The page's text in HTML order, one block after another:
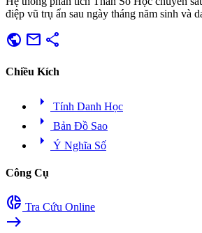
điệp vũ trụ ẩn sau ngày tháng năm sinh và
public mail share
Chiều Kích
arrow_right Tính Danh Học
arrow_right Bản Đồ Sao
arrow_right Ý Nghĩa Số
Công Cụ
donut_small Tra Cứu Online
east